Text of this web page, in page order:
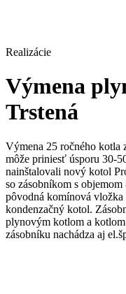
Realizácie
Výmena
Trstená
Výmena 25 ročného kotla
môže priniesť úsporu 30-
nainštalovali nový kotol
so zásobníkom s
pôvodná komínová vložka
kondenzačný kotol.
plynovým kotlom a
zásobníku nachádza aj